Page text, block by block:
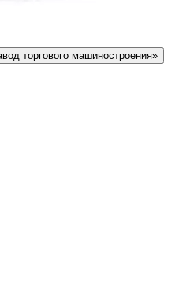
торгового машиностроения»